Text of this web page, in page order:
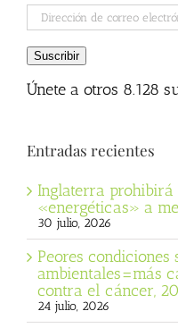
Dirección
de
correo
electrónico
Suscribir
Únete a otros 8.128
Entradas recientes
Inglaterra prohibirá
«energéticas» a
30 julio, 2026
Peores
ambientales=más
contra el cáncer,
24 julio, 2026